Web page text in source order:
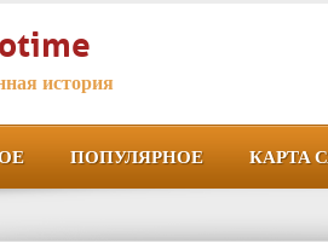
история
ПОПУЛЯРНОЕ КАРТА